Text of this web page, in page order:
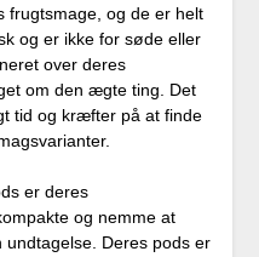
frugtsmage, og de er helt
og er ikke for søde eller
over deres
om den ægte ting. Det
tid og kræfter på at finde
er deres
og nemme at
undtagelse. Deres pods er